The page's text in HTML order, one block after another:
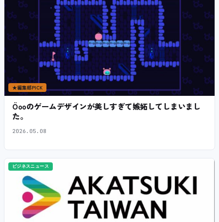
★編集部PICK
Öooのゲームデザインが美しすぎて嫉妬してしまいまし
た。
2026.05.08
ビジネスニュース